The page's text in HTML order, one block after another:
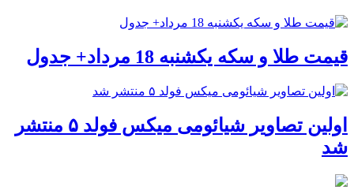
قیمت طلا و سکه یکشنبه 18 مرداد+ جدول
اولین تصاویر شیائومی میکس فولد ۵ منتشر
شد